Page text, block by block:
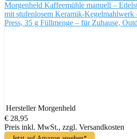
Morgenheld Kaffeemühle manuell –
mit stufenlosem Keramik-Kegelmahlwerk
Press, 35 g Füllmenge – für Zuhause,
Hersteller Morgenheld
€ 28,95
Preis inkl. MwSt., zzgl. Versandkosten